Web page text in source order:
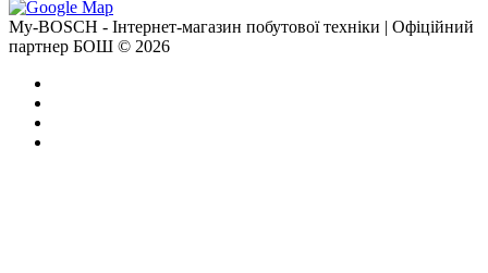
My-BOSCH - Інтернет-магазин побутової техніки | Офіційний
партнер БОШ © 2026